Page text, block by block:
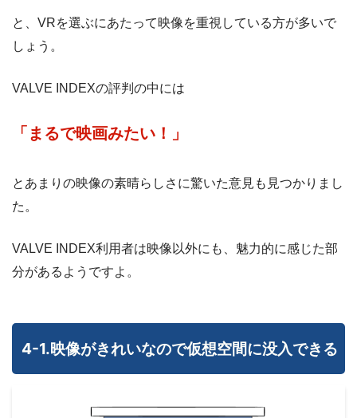
と、VRを選ぶにあたって映像を重視している方が多いで
しょう。
VALVE INDEXの評判の中には
「まるで映画みたい！」
とあまりの映像の素晴らしさに驚いた意見も見つかりまし
た。
VALVE INDEX利用者は映像以外にも、魅力的に感じた部
分があるようですよ。
4-1.映像がきれいなので仮想空間に没入できる